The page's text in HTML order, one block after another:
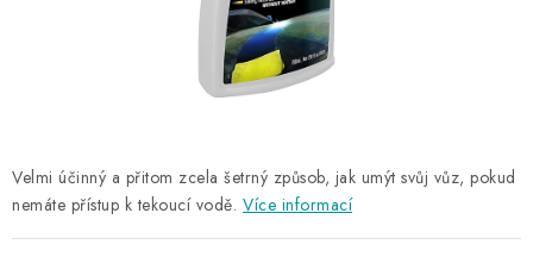
Věrnostní program
Všeobecné obchodní podmínky
Podmínky ochrany osobních údajů
Mapa serveru
Velmi účinný a přitom zcela šetrný způsob, jak umýt svůj vůz, pokud
nemáte přístup k tekoucí vodě. Více informací